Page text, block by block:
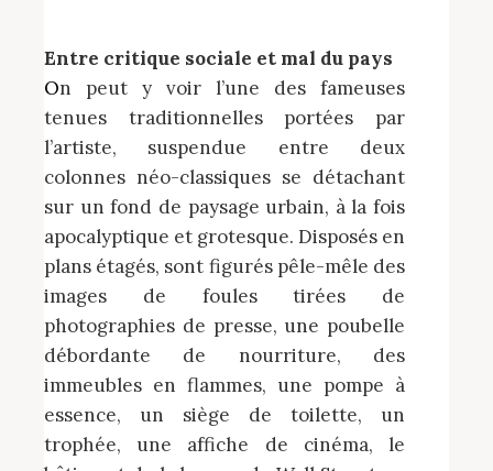
Entre critique sociale et mal du pays
On peut y voir l’une des fameuses
tenues traditionnelles portées par
l’artiste, suspendue entre deux
colonnes néo-classiques se détachant
sur un fond de paysage urbain, à la fois
apocalyptique et grotesque. Disposés en
plans étagés, sont figurés pêle-mêle des
images de foules tirées de
photographies de presse, une poubelle
débordante de nourriture, des
immeubles en flammes, une pompe à
essence, un siège de toilette, un
trophée, une affiche de cinéma, le